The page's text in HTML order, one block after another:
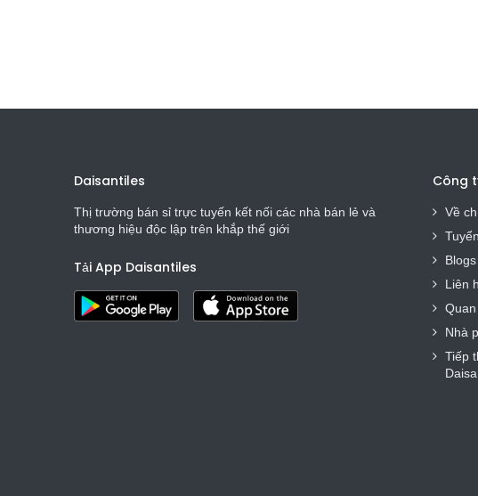
Daisantiles
Thị trường bán sỉ trực tuyến kết nối các nhà bán lẻ và
thương hiệu độc lập trên khắp thế giới
Tải App Daisantiles
Công
Về
Blogs
Liên
Nhà
Tiếp